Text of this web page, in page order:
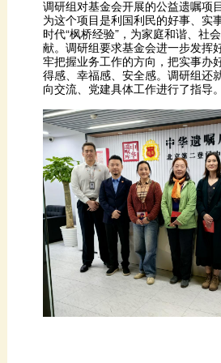
向交流、党建具体工作进行了指导。